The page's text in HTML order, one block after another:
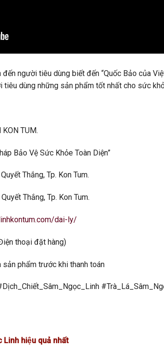
người tiêu dùng biết đến “Quốc Bảo của
tiêu dùng những sản phẩm tốt nhất cho sức
KON TUM.
Bảo Vệ Sức Khỏe Toàn Diện”
Thắng, Tp. Kon Tum.
Thắng, Tp. Kon Tum.
dai-ly/
thoại đặt hàng)
sản phẩm trước khi thanh toán
Linh hiệu quả nhất